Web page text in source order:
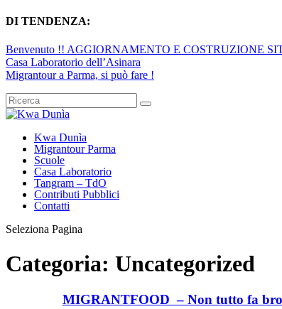
DI TENDENZA:
Benvenuto !! AGGIORNAMENTO E COSTRUZIONE
Casa Laboratorio dell’Asinara
Migrantour a Parma, si può fare !
Kwa Dunìa
Migrantour Parma
Scuole
Casa Laboratorio
Tangram – TdO
Contributi Pubblici
Contatti
Seleziona Pagina
Categoria: Uncategorized
MIGRANTFOOD – Non tutto fa